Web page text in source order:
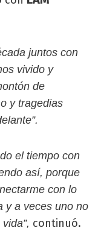
juntos con
vivido y
de
y tragedias
el tiempo con
así, porque
con lo
y a veces uno no
continuó.